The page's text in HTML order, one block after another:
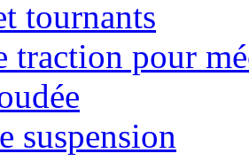
tournants
traction pour
suspension